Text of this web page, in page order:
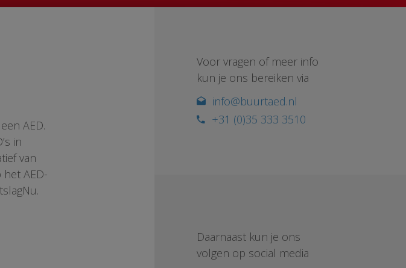
AED.
in
van
AED-
Voor vragen of meer info
kun je ons bereiken via
info@buurtaed.nl
+31 (0)35 333 3510
Daarnaast kun je ons
volgen op social media